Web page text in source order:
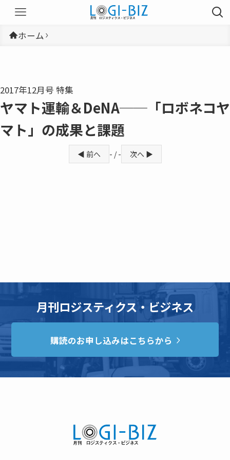
ホーム
2017年12月号 特集
ヤマト運輸＆DeNA──「ロボネコヤ
マト」の成果と課題
◀ 前へ - / - 次へ ▶
月刊ロジスティクス・ビジネス
購読のお申し込みはこちらから